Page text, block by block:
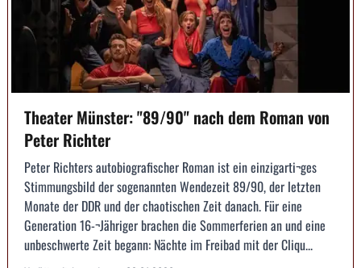
Theater Münster: "89/90" nach dem Roman von
Peter Richter
Peter Richters autobiografischer Roman ist ein einzigarti¬ges
Stimmungsbild der sogenannten Wendezeit 89/90, der letzten
Monate der DDR und der chaotischen Zeit danach. Für eine
Generation 16-¬Jähriger brachen die Sommerferien an und eine
unbeschwerte Zeit begann: Nächte im Freibad mit der Cliqu...